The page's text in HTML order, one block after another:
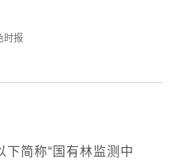
时报
简称“国有林监测中